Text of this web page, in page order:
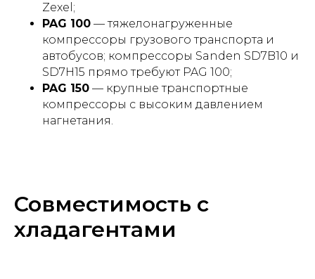
Zexel;
PAG 100 — тяжелонагруженные
компрессоры грузового транспорта и
автобусов; компрессоры Sanden SD7B10 и
SD7H15 прямо требуют PAG 100;
PAG 150 — крупные транспортные
компрессоры с высоким давлением
нагнетания.
Совместимость с
хладагентами